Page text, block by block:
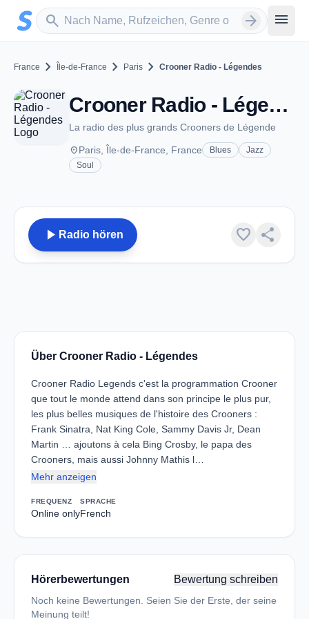
Zum Hauptinhalt springen
search
Sender suchen arrow_forward menu
France chevron_right Île-de-France chevron_right Paris chevron_right Crooner Radio - Légendes
Crooner Radio - Légendes - Paris
La radio des plus grands Crooners de Légende
placeParis, Île-de-France, France Blues
Jazz
Soul
play_arrow Radio hören favorite share
Über Crooner Radio - Légendes
Crooner Radio Legends c'est la programmation Crooner
que tout le monde attend dans son principe le plus pur,
les plus belles musiques de l'histoire des Crooners :
Frank Sinatra, Nat King Cole, Sammy Davis Jr, Dean
Martin … ajoutons à cela Bing Crosby, le papa des
Crooners, mais aussi Johnny Mathis l…
Mehr anzeigen
FREQUENZ
Online only
SPRACHE
French
Hörerbewertungen Bewertung schreiben
Noch keine Bewertungen. Seien Sie der Erste, der seine
Meinung teilt!